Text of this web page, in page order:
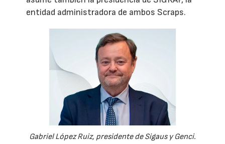
entidad administradora de ambos Scraps.
Gabriel López Ruiz, presidente de Sigaus y Genci.